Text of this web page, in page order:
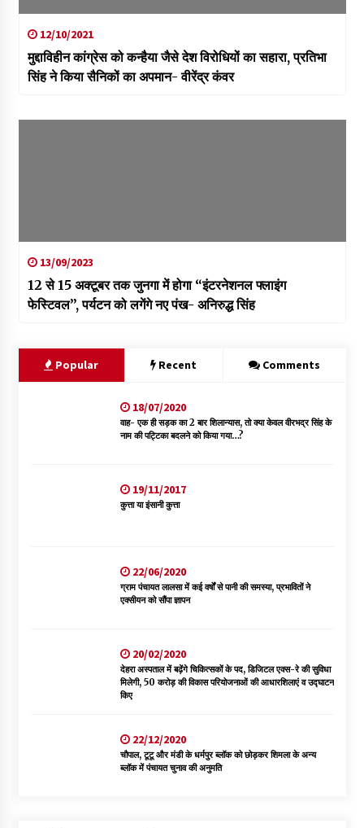
12/10/2021
मुद्दाविहीन कांग्रेस को कन्हैया जैसे देश विरोधियों का सहारा, प्रतिभा
सिंह ने किया सैनिकों का अपमान- वीरेंद्र कंवर
13/09/2023
12 से 15 अक्टूबर तक जुनगा में होगा “इंटरनेशनल फ्लाइंग
फेस्टिवल”, पर्यटन को लगेंगे नए पंख- अनिरुद्ध सिंह
Popular Recent Comments
18/07/2020
वाह- एक ही सड़क का 2 बार शिलान्यास, तो क्या केवल वीरभद्र सिंह के
नाम की पट्टिका बदलने को किया गया…?
19/11/2017
कुत्ता या इंसानी कुत्ता
22/06/2020
ग्राम पंचायत लालसा में कई वर्षों से पानी की समस्या, प्रभावितों ने
एक्सीयन को सौंपा ज्ञापन
20/02/2020
देहरा अस्पताल में बढ़ेंगे चिकित्सकों के पद, डिजिटल एक्स-रे की सुविधा
मिलेगी, 50 करोड़ की विकास परियोजनाओं की आधारशिलाएं व उद्घाटन
किए
22/12/2020
चौपाल, टूटू और मंडी के धर्मपुर ब्लॉक को छोड़कर शिमला के अन्य
ब्लॉक में पंचायत चुनाव की अनुमति